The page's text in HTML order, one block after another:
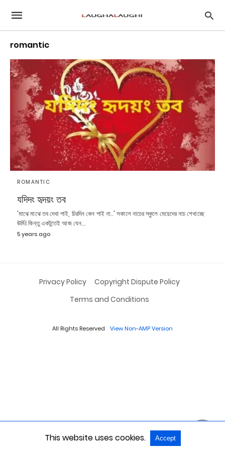
romantic
ROMANTIC
যদিদং হৃদয়ং তব
'মাঝে মাঝে তব দেখা পাই, চিরদিন কেন পাই না..' সকালে নাচের স্কুলে মেয়েদের নাচ শেখাচ্ছে
ঊর্মি। কিন্তু একটুতেই আজ যেন…
5 years ago
Privacy Policy
Copyright Dispute Policy
Terms and Conditions
All Rights Reserved View Non-AMP Version
This website uses cookies. Accept